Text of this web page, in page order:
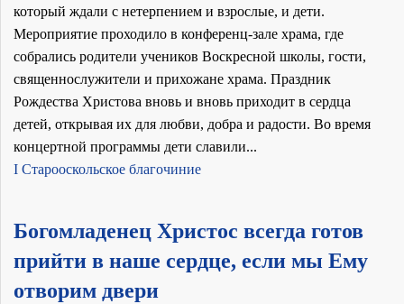
который ждали с нетерпением и взрослые, и дети.
Мероприятие проходило в конференц-зале храма, где
собрались родители учеников Воскресной школы, гости,
священнослужители и прихожане храма. Праздник
Рождества Христова вновь и вновь приходит в сердца
детей, открывая их для любви, добра и радости. Во время
концертной программы дети славили...
I Старооскольское благочиние
Богомладенец Христос всегда готов
прийти в наше сердце, если мы Ему
отворим двери